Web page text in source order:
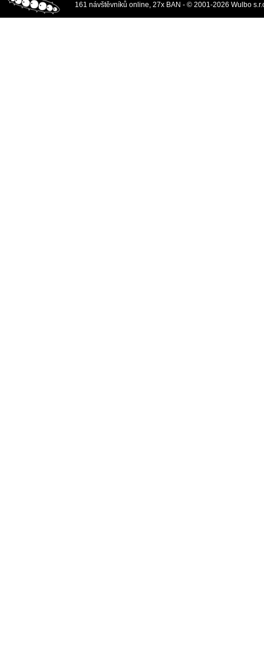
161 návštěvníků online, 27x BAN - © 2001-2026 Wulbo